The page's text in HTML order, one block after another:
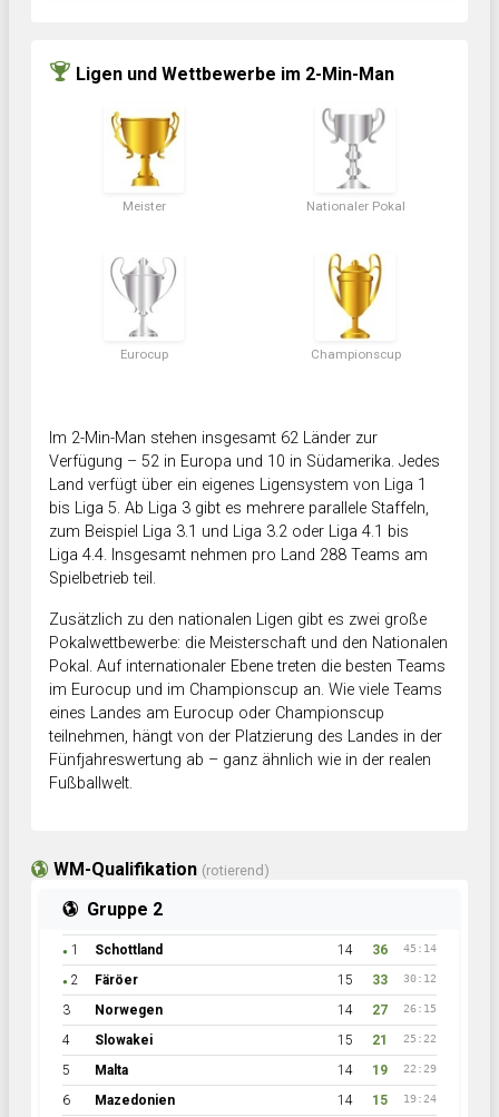
Ligen und Wettbewerbe im 2-Min-Man
Meister Nationaler Pokal
Eurocup Championscup
Im 2-Min-Man stehen insgesamt 62 Länder zur
Verfügung – 52 in Europa und 10 in Südamerika. Jedes
Land verfügt über ein eigenes Ligensystem von Liga 1
bis Liga 5. Ab Liga 3 gibt es mehrere parallele Staffeln,
zum Beispiel Liga 3.1 und Liga 3.2 oder Liga 4.1 bis
Liga 4.4. Insgesamt nehmen pro Land 288 Teams am
Spielbetrieb teil.
Zusätzlich zu den nationalen Ligen gibt es zwei große
Pokalwettbewerbe: die Meisterschaft und den Nationalen
Pokal. Auf internationaler Ebene treten die besten Teams
im Eurocup und im Championscup an. Wie viele Teams
eines Landes am Eurocup oder Championscup
teilnehmen, hängt von der Platzierung des Landes in der
Fünfjahreswertung ab – ganz ähnlich wie in der realen
Fußballwelt.
WM-Qualifikation (rotierend)
Gruppe 2
● 1 Schottland 14 36 45:14
● 2 Färöer 15 33 30:12
3 Norwegen 14 27 26:15
4 Slowakei 15 21 25:22
5 Malta 14 19 22:29
6 Mazedonien 14 15 19:24